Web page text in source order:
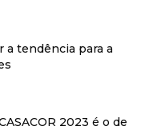
a tendência para a
2023 é o de